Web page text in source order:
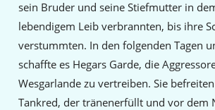
sein Bruder und seine Stiefmutter in
lebendigem Leib verbrannten, bis ihre
verstummten. In den folgenden Tagen
schaffte es Hegars Garde, die
Wesgarlande zu vertreiben. Sie
Tankred, der tränenerfüllt und vor dem